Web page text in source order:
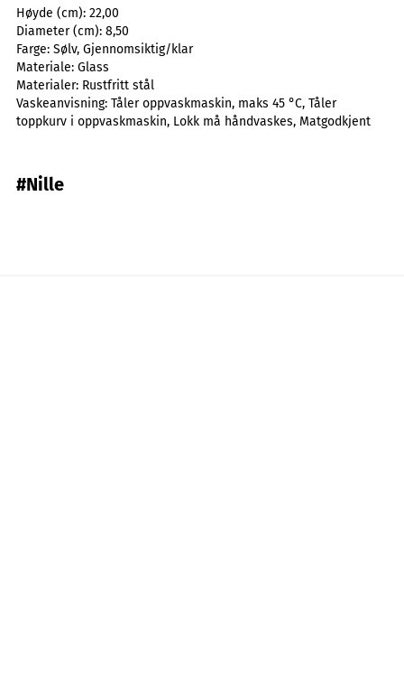
Høyde (cm): 22,00
Diameter (cm): 8,50
Farge: Sølv, Gjennomsiktig/klar
Materiale: Glass
Materialer: Rustfritt stål
Vaskeanvisning: Tåler oppvaskmaskin, maks 45 °C, Tåler
toppkurv i oppvaskmaskin, Lokk må håndvaskes, Matgodkjent
#Nille